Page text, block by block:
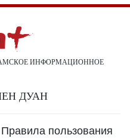
ИНФОРМАЦИОННОЕ
ДУАН
Правила пользования